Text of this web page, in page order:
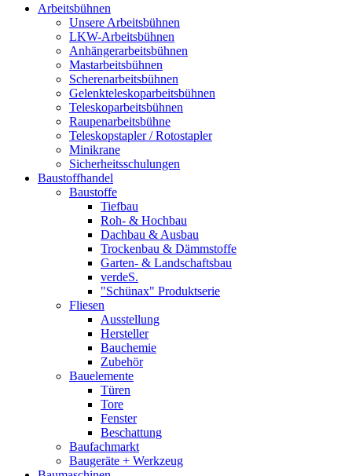
Arbeitsbühnen
Unsere Arbeitsbühnen
LKW-Arbeitsbühnen
Anhängerarbeitsbühnen
Mastarbeitsbühnen
Scherenarbeitsbühnen
Gelenkteleskoparbeitsbühnen
Teleskoparbeitsbühnen
Raupenarbeitsbühne
Teleskopstapler / Rotostapler
Minikrane
Sicherheitsschulungen
Baustoffhandel
Baustoffe
Tiefbau
Roh- & Hochbau
Dachbau & Ausbau
Trockenbau & Dämmstoffe
Garten- & Landschaftsbau
verdeS.
"Schünax" Produktserie
Fliesen
Ausstellung
Hersteller
Bauchemie
Zubehör
Bauelemente
Türen
Tore
Fenster
Beschattung
Baufachmarkt
Baugeräte + Werkzeug